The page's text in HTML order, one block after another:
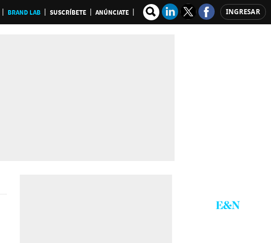
BRAND LAB SUSCRÍBETE ANÚNCIATE INGRESAR